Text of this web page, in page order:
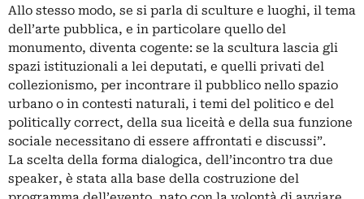
Allo stesso modo, se si parla di sculture e luoghi, il tema
dell’arte pubblica, e in particolare quello del
monumento, diventa cogente: se la scultura lascia gli
spazi istituzionali a lei deputati, e quelli privati del
collezionismo, per incontrare il pubblico nello spazio
urbano o in contesti naturali, i temi del politico e del
politically correct, della sua liceità e della sua funzione
sociale necessitano di essere affrontati e discussi”.
La scelta della forma dialogica, dell’incontro tra due
speaker, è stata alla base della costruzione del